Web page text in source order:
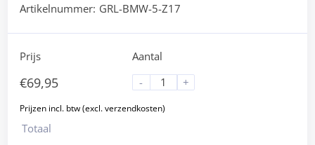
Artikelnummer: GRL-BMW-5-Z17
Prijs
€69,95
Aantal
-
+
Totaal